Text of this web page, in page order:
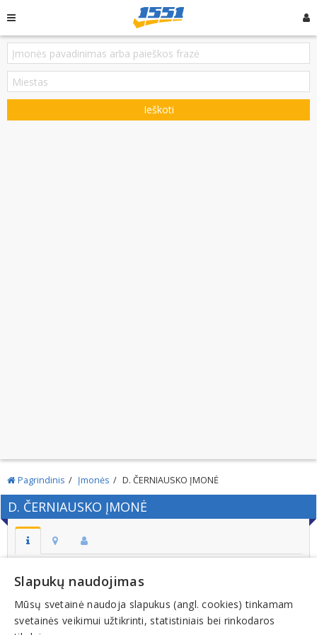
Ieškoti
Pagrindinis Įmonės D. ČERNIAUSKO ĮMONĖ
D. ČERNIAUSKO ĮMONĖ
Adresas:
PALANGA
Kodas:
124723690
Slapukų naudojimas
Mūsų svetainė naudoja slapukus (angl. cookies) tinkamam
svetainės veikimui užtikrinti, statistiniais bei rinkodaros